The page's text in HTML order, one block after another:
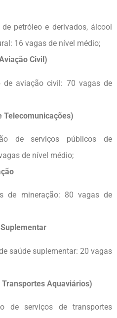
petróleo e derivados, álcool
16 vagas de nível médio;
Civil)
de aviação civil: 70 vagas de
Telecomunicações)
de serviços públicos de
de nível médio;
de mineração: 80 vagas de
saúde suplementar: 20 vagas
Aquaviários)
de serviços de transportes